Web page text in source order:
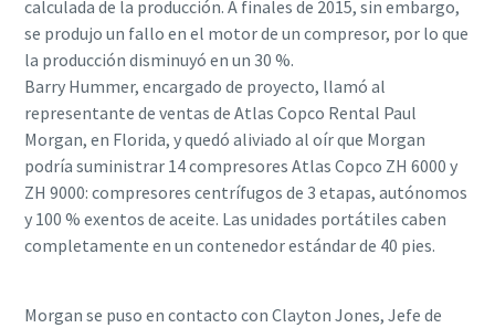
calculada de la producción. A finales de 2015, sin embargo,
se produjo un fallo en el motor de un compresor, por lo que
la producción disminuyó en un 30 %.
Barry Hummer, encargado de proyecto, llamó al
representante de ventas de Atlas Copco Rental Paul
Morgan, en Florida, y quedó aliviado al oír que Morgan
podría suministrar 14 compresores Atlas Copco ZH 6000 y
ZH 9000: compresores centrífugos de 3 etapas, autónomos
y 100 % exentos de aceite. Las unidades portátiles caben
completamente en un contenedor estándar de 40 pies.
Morgan se puso en contacto con Clayton Jones, Jefe de